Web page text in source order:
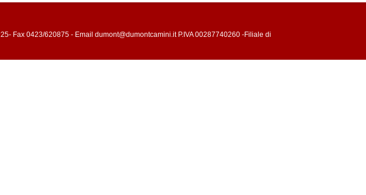
Fax 0423/620875 - Email dumont@dumontcamini.it P.IVA 00287740260 -Filiale di